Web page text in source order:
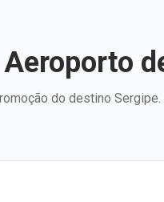
do destino Sergipe.